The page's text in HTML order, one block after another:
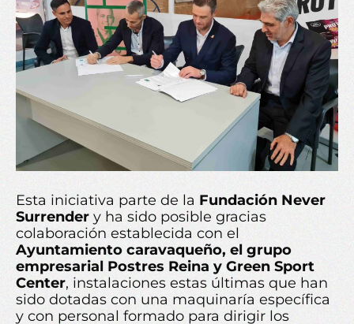
Esta iniciativa parte de la Fundación Never
Surrender y ha sido posible gracias
colaboración establecida con el
Ayuntamiento caravaqueño, el grupo
empresarial Postres Reina y Green Sport
Center, instalaciones estas últimas que han
sido dotadas con una maquinaría específica
y con personal formado para dirigir los